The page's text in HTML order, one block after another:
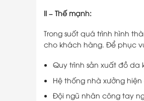
II – Thế mạnh:
Trong suốt quá trình hình
cho khách hàng. Để phục
Quy trình sản xuất đồ da
Hệ thống nhà xưởng hiện
Đội ngũ nhân công tay